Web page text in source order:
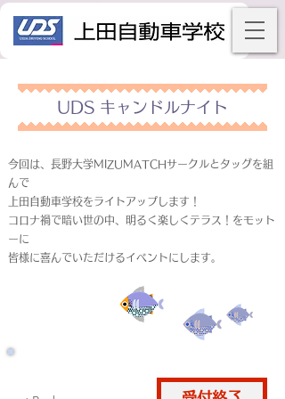
UDS キャンドルナイト
今回は、長野大学MIZUMATCHサークルとタッグを組
んで
上田自動車学校をライトアップします！
コロナ禍で暗い世の中、明るく楽しくテラス！をモット
ーに
皆様に喜んでいただけるイベントにします。